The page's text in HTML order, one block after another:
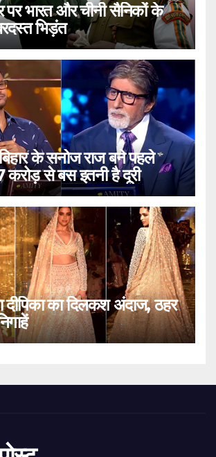
पर भारत और चीनी सैनिकों के
भिड़ंत
के सनोज राज बने पहले
करोड़ से बस इतनी है दूरी
दीपिका का दिलकश अंदाज, ठहर